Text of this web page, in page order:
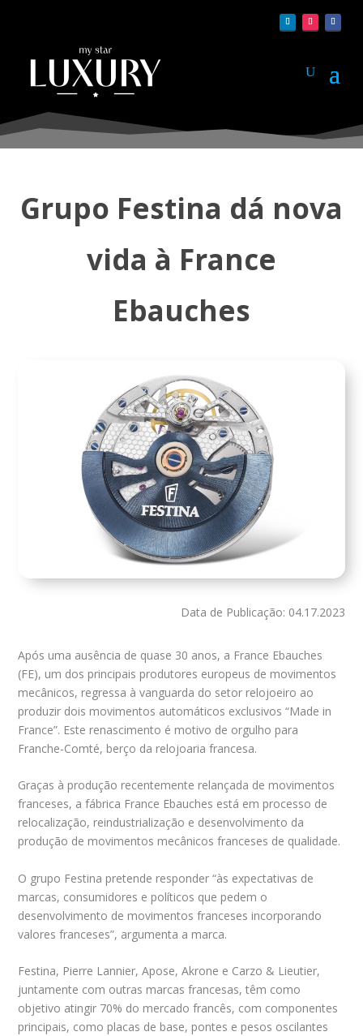
Grupo Festina dá nova
vida à France
Ebauches
Data de Publicação: 04.17.2023
Após uma ausência de quase 30 anos, a France Ebauches
(FE), um dos principais produtores europeus de movimentos
mecânicos, regressa à vanguarda do setor relojoeiro ao
produzir dois movimentos automáticos exclusivos “Made in
France”. Este renascimento é motivo de orgulho para
Franche-Comté, berço da relojoaria francesa.
Graças à produção recentemente relançada de movimentos
franceses, a fábrica France Ebauches está em processo de
relocalização, reindustrialização e desenvolvimento da
produção de movimentos mecânicos franceses de qualidade.
O grupo Festina pretende responder “às expectativas de
marcas, consumidores e políticos que pedem o
desenvolvimento de movimentos franceses incorporando
valores franceses”, argumenta a marca.
Festina, Pierre Lannier, Apose, Akrone e Carzo & Lieutier,
juntamente com outras marcas francesas, têm como
objetivo atingir 70% do mercado francês, com componentes
principais, como placas de base, pontes e pesos oscilantes